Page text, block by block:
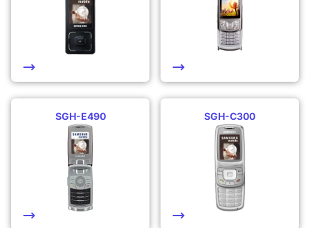
SGH-E490 SGH-C300